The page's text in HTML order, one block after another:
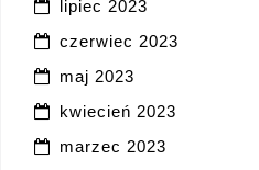
lipiec 2023
czerwiec 2023
maj 2023
kwiecień 2023
marzec 2023